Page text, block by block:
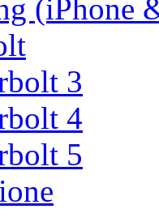
(iPhone
3
4
5